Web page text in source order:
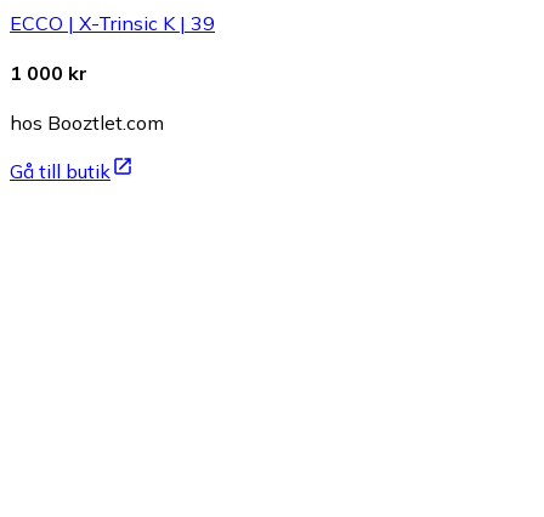
ECCO | X-Trinsic K | 39
1 000 kr
hos Booztlet.com
Gå till butik